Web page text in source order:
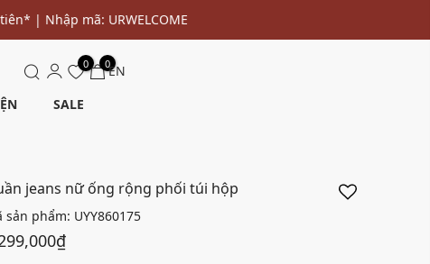
SALE
0 0EN
jeans nữ ống rộng phối túi hộp
sản phẩm: UYY860175